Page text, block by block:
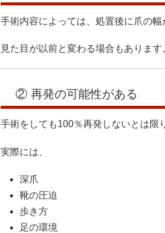
手術内容によっては、処置後に爪の
見た目が以前と変わる場合もあります
② 再発の可能性がある
手術をしても100％再発しないとは限
実際には、
深爪
靴の圧迫
歩き方
足の環境